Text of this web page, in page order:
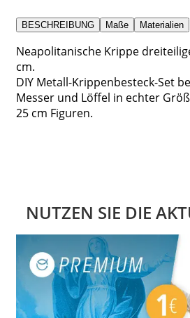
BESCHREIBUNG Maße Materialien
Neapolitanische Krippe
cm.
DIY Metall-Krippenbesteck-Set
Messer und Löffel in echter
25 cm Figuren.
NUTZEN SIE DIE